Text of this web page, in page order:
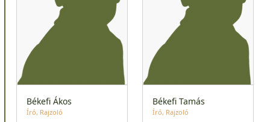
Békefi Ákos
Író Rajzoló
Békefi Tamás
Író Rajzoló